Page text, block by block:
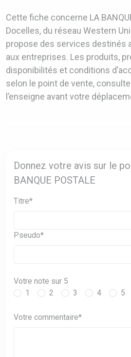
Cette fiche concerne LA
Docelles, du réseau Western
propose des services destinés
aux entreprises. Les produits,
disponibilités et conditions
selon le point de vente,
l’enseigne avant votre
Donnez votre avis sur le
BANQUE POSTALE
Titre*
Pseudo*
Votre note sur 5
1
2 3 4 5
Votre commentaire*